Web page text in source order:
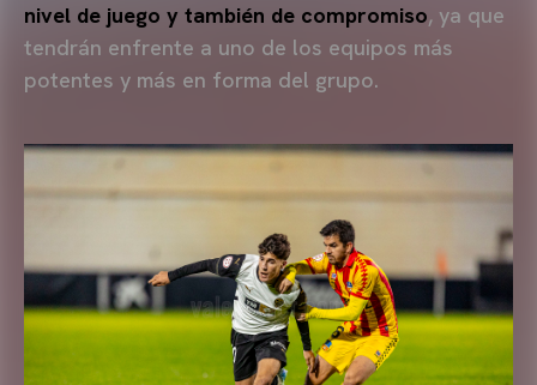
nivel de juego y también de compromiso, ya que
tendrán enfrente a uno de los equipos más
potentes y más en forma del grupo.